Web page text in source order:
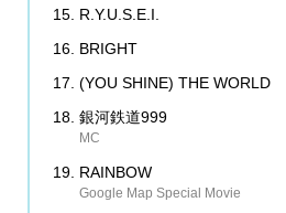
R.Y.U.S.E.I.
BRIGHT
(YOU SHINE) THE WORLD
銀河鉄道999
MC
RAINBOW
Google Map Special Movie